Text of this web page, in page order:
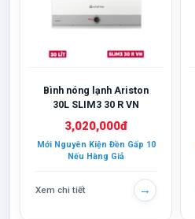
Bình nóng lạnh Ariston
30L SLIM3 30 R VN
3,020,000đ
Mới Nguyên Kiện Đền Gấp 10
Nếu Hàng Giả
Xem chi tiết →